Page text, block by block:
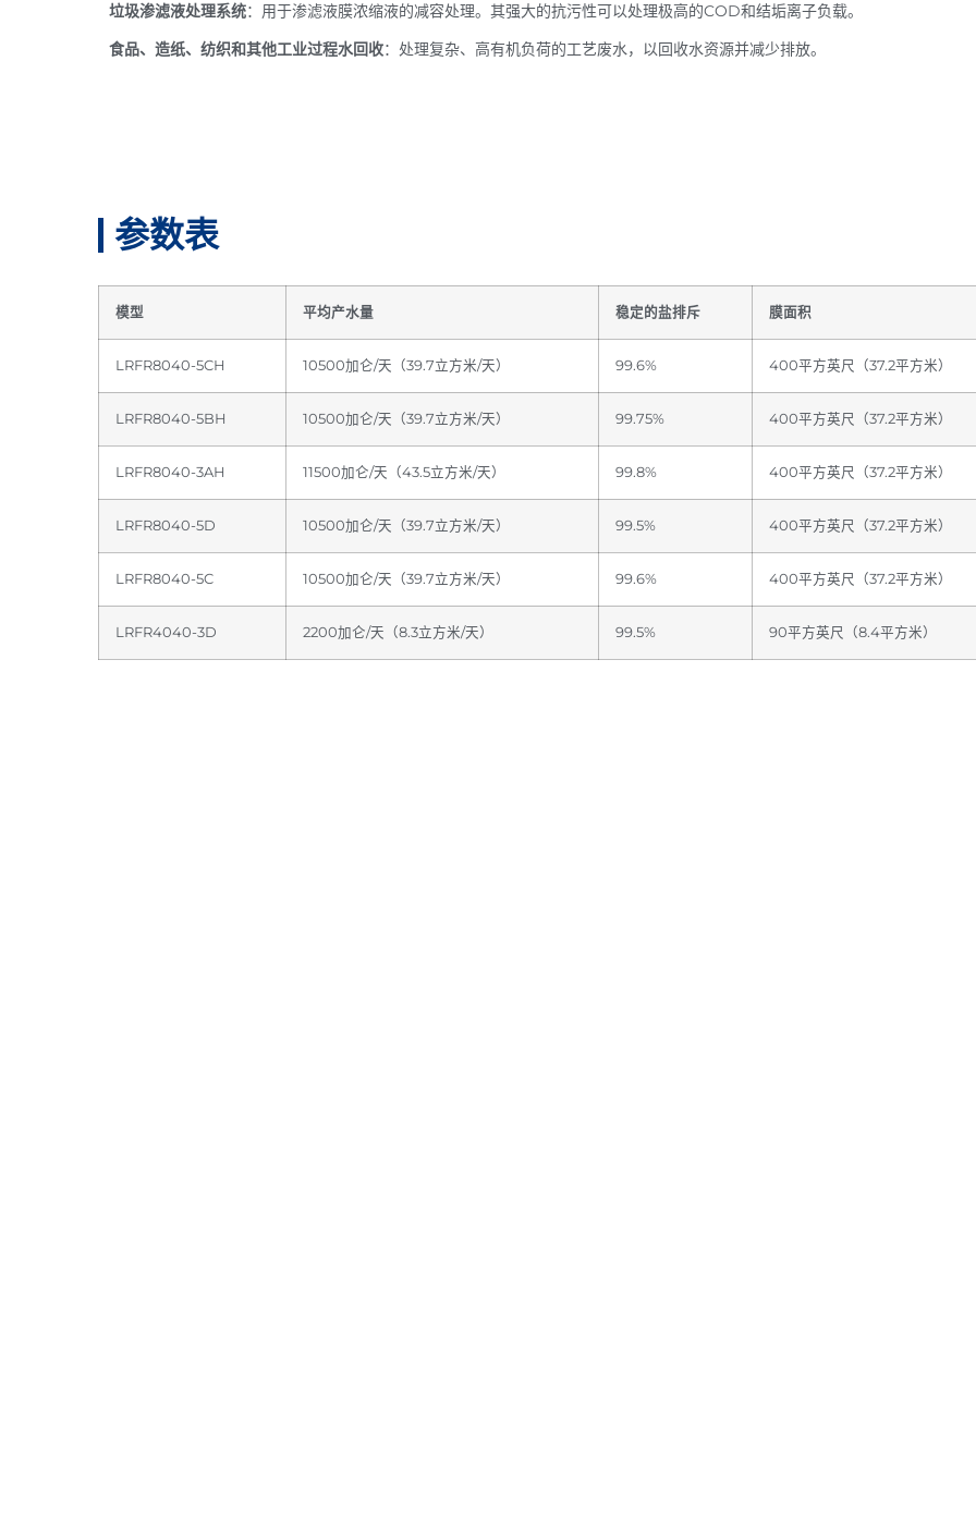
垃圾渗滤液处理系统：用于渗滤液膜浓缩液的减容处理。其强大的抗污性可以处理极高的COD和结垢离子负载。
食品、造纸、纺织和其他工业过程水回收：处理复杂、高有机负荷的工艺废水，以回收水资源并减少排放。
参数表
模型 平均产水量 稳定的盐排斥 膜面积
LRFR8040-5CH 10500加仑/天（39.7立方米/天） 99.6% 400平方英尺（37.2平方米）
LRFR8040-5BH 10500加仑/天（39.7立方米/天） 99.75% 400平方英尺（37.2平方米）
LRFR8040-3AH 11500加仑/天（43.5立方米/天） 99.8% 400平方英尺（37.2平方米）
LRFR8040-5D 10500加仑/天（39.7立方米/天） 99.5% 400平方英尺（37.2平方米）
LRFR8040-5C 10500加仑/天（39.7立方米/天） 99.6% 400平方英尺（37.2平方米）
LRFR4040-3D 2200加仑/天（8.3立方米/天） 99.5% 90平方英尺（8.4平方米）